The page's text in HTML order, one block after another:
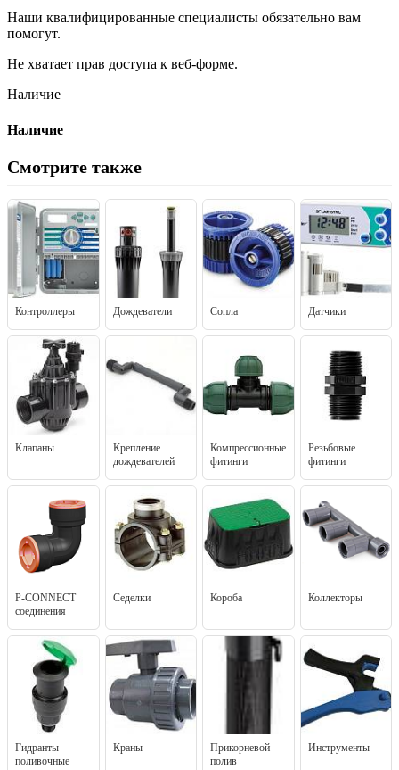
Наши квалифицированные специалисты обязательно вам
помогут.
Не хватает прав доступа к веб-форме.
Наличие
Наличие
Смотрите также
Контроллеры Дождеватели Сопла Датчики
Клапаны
Крепление
дождевателей
Компрессионные
фитинги
Резьбовые
фитинги
P-CONNECT
соединения
Седелки Короба Коллекторы
Гидранты
поливочные
Краны
Прикорневой
полив
Инструменты